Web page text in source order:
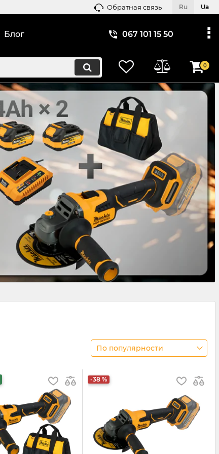
Обратная связь Ru Ua
Блог 067 101 15 50
0
По популярности
-38 %